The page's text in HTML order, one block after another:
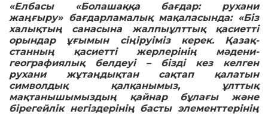
«Елбасы «Болашаққа бағдар: ру­хани
жаңғыру» бағдарламалық ма­қаласында: «Біз
халықтың са­на­сына жалпыұлттық қасиетті
орын­дар ұғымын сіңіруіміз керек. Қа­зақ­
станның қасиетті жерлерінің мә­­д­ени-
географиялық белдеуі – біз­­ді кез келген
рухани жұтаңдықтан сақ­тап қалатын
символдық қа­л­қанымыз, ұлттық
мақтанышымыз­дың қайнар бұлағы және
бірегейлік не­гіздерінің басты элементтерінің